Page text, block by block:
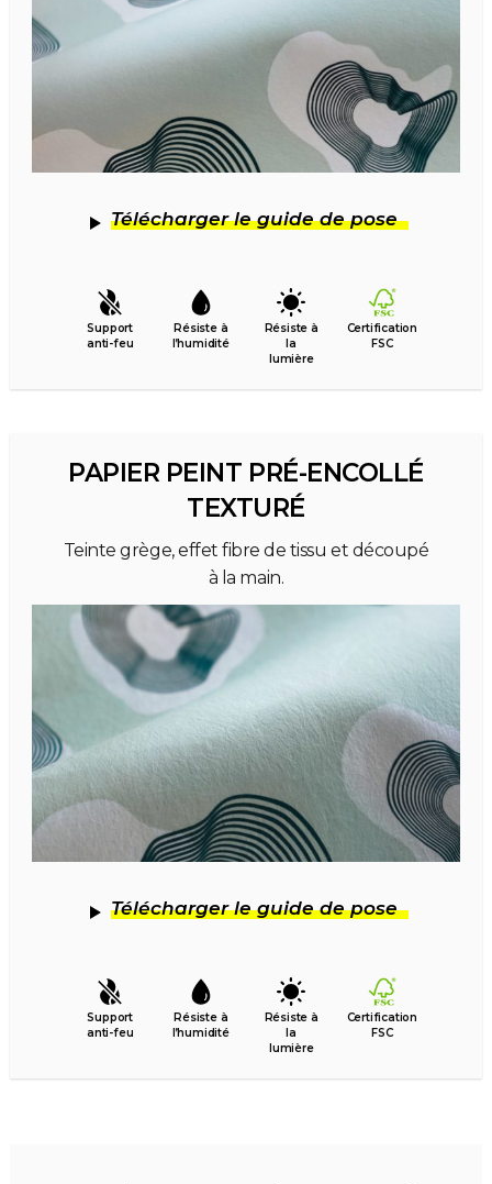
Télécharger le guide de pose
Support
anti-feu
Résiste à
l’humidité
Résiste à
la
lumière
Certification
FSC
PAPIER PEINT PRÉ-ENCOLLÉ
TEXTURÉ
Teinte grège, effet fibre de tissu et découpé
à la main.
Télécharger le guide de pose
Support
anti-feu
Résiste à
l’humidité
Résiste à
la
lumière
Certification
FSC